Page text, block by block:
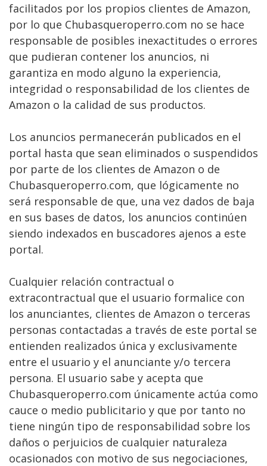
facilitados por los propios clientes de Amazon,
por lo que Chubasqueroperro.com no se hace
responsable de posibles inexactitudes o errores
que pudieran contener los anuncios, ni
garantiza en modo alguno la experiencia,
integridad o responsabilidad de los clientes de
Amazon o la calidad de sus productos.
Los anuncios permanecerán publicados en el
portal hasta que sean eliminados o suspendidos
por parte de los clientes de Amazon o de
Chubasqueroperro.com, que lógicamente no
será responsable de que, una vez dados de baja
en sus bases de datos, los anuncios continúen
siendo indexados en buscadores ajenos a este
portal.
Cualquier relación contractual o
extracontractual que el usuario formalice con
los anunciantes, clientes de Amazon o terceras
personas contactadas a través de este portal se
entienden realizados única y exclusivamente
entre el usuario y el anunciante y/o tercera
persona. El usuario sabe y acepta que
Chubasqueroperro.com únicamente actúa como
cauce o medio publicitario y que por tanto no
tiene ningún tipo de responsabilidad sobre los
daños o perjuicios de cualquier naturaleza
ocasionados con motivo de sus negociaciones,